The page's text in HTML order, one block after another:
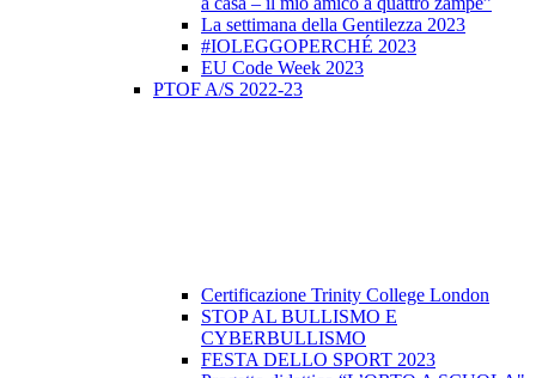
La settimana della Gentilezza 2023
#IOLEGGOPERCHÉ 2023
EU Code Week 2023
PTOF A/S 2022-23
Certificazione Trinity College London
STOP AL BULLISMO E
CYBERBULLISMO
FESTA DELLO SPORT 2023